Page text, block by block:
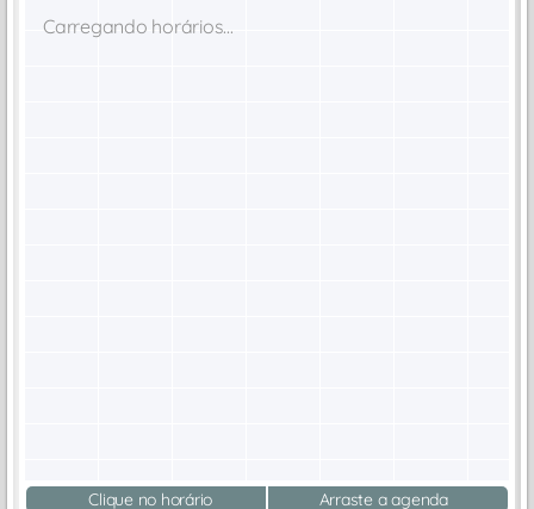
Carregando horários...
Clique no horário Arraste a agenda